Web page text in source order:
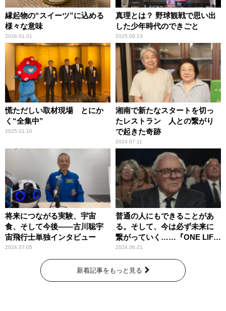
縁起物の“スイーツ”に込める
様々な意味
2026.01.01
真理とは？ 野球観戦で思い出
した少年時代のできごと
2025.09.13
慌ただしい取材現場 とにか
く“全集中”
2025.01.10
湘南で新たなスタートを切っ
たレストラン 人との繋がり
で起きた奇跡
2024.07.11
将来につながる実験、宇宙
食、そして今後――古川聡宇
宙飛行士単独インタビュー
2024.07.05
普通の人にもできることがあ
る。そして、今は必ず未来に
繋がっていく……『ONE LIFE
奇跡が繋いだ6000の命』
2024.06.21
新着記事をもっと見る